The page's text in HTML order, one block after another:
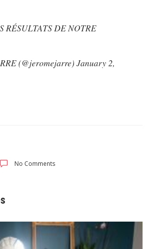
RÉSULTATS DE NOTRE
(@jeromejarre) January 2,
No Comments